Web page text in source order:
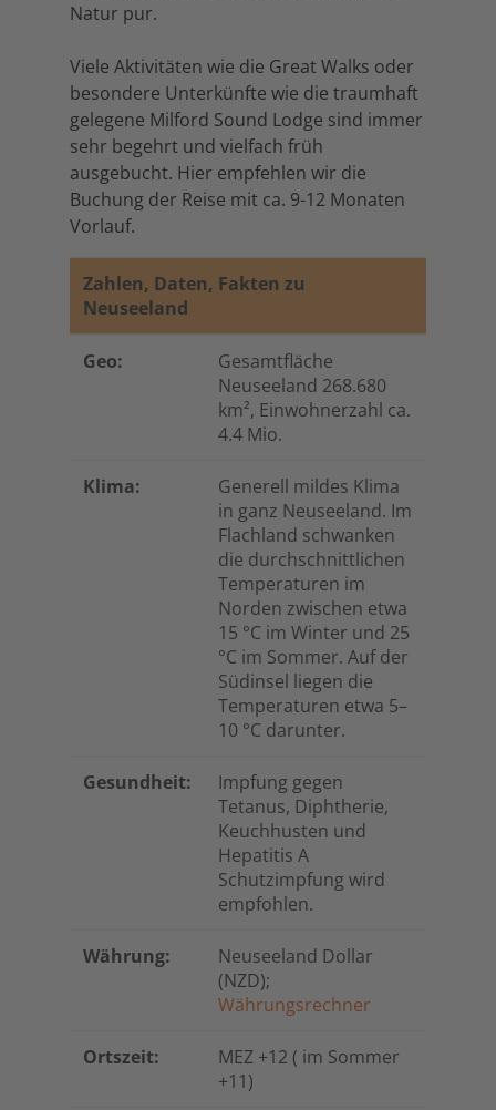
Natur pur.
Viele Aktivitäten wie die Great Walks oder
besondere Unterkünfte wie die traumhaft
gelegene Milford Sound Lodge sind immer
sehr begehrt und vielfach früh
ausgebucht. Hier empfehlen wir die
Buchung der Reise mit ca. 9-12 Monaten
Vorlauf.
Zahlen, Daten, Fakten zu
Neuseeland
Geo:
Gesamtfläche
Neuseeland 268.680
km², Einwohnerzahl ca.
4.4 Mio.
Klima:
Generell mildes Klima
in ganz Neuseeland. Im
Flachland schwanken
die durchschnittlichen
Temperaturen im
Norden zwischen etwa
15 °C im Winter und 25
°C im Sommer. Auf der
Südinsel liegen die
Temperaturen etwa 5–
10 °C darunter.
Gesundheit:
Impfung gegen
Tetanus, Diphtherie,
Keuchhusten und
Hepatitis A
Schutzimpfung wird
empfohlen.
Währung:
Neuseeland Dollar
(NZD);
Währungsrechner
Ortszeit:
MEZ +12 ( im Sommer
+11)